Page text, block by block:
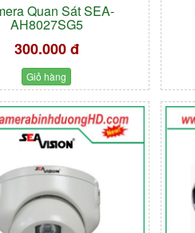
Quan Sát SEA-
AH8027SG5
300.000 đ
Giỏ hàng